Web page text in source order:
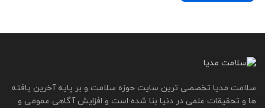
سلامت مدیا تخصصی ترین سایت حوزه سلامت و بر پایه آخرین یافته
ها و تحقیقات علمی در دنیا بنا شده است و افزایش آگاهی عمومی و